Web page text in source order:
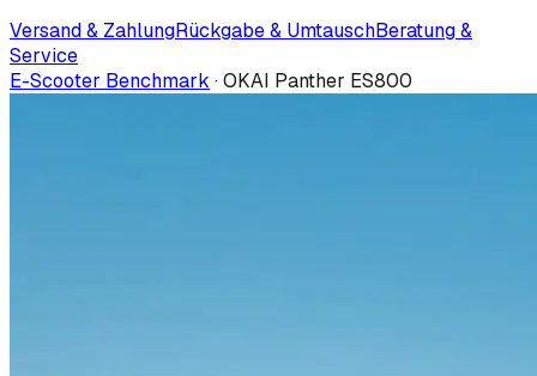
Versand & ZahlungRückgabe & UmtauschBeratung &
Service
E-Scooter Benchmark ·OKAI Panther ES800